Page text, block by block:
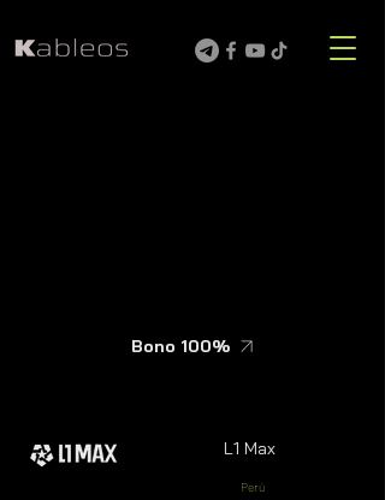
Bono 100%
L1 Max
Perú